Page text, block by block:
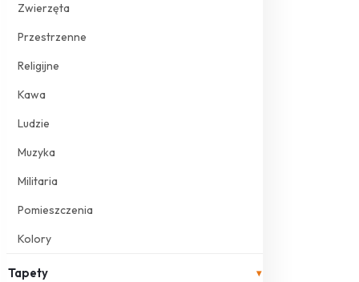
Zwierzęta
Przestrzenne
Religijne
Kawa
Ludzie
Muzyka
Militaria
Pomieszczenia
Kolory
Tapety ▾